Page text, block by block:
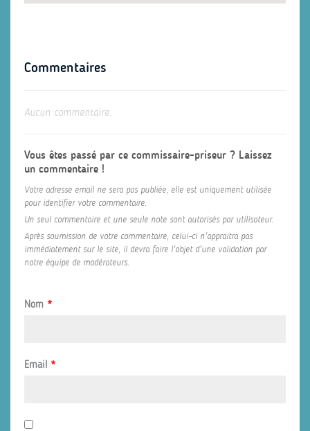
Commentaires
Aucun commentaire.
Vous êtes passé par ce commissaire-priseur ? Laissez
un commentaire !
Votre adresse email ne sera pas publiée, elle est uniquement utilisée
pour identifier votre commentaire.
Un seul commentaire et une seule note sont autorisés par utilisateur.
Après soumission de votre commentaire, celui-ci n'appraitra pas
immédiatement sur le site, il devra faire l'objet d'une validation par
notre équipe de modérateurs.
Nom *
Email *